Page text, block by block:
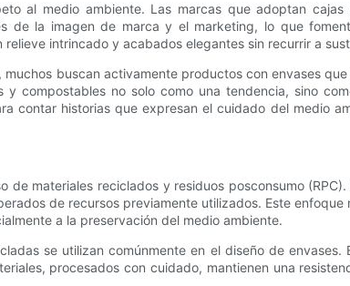
al medio ambiente. Las marcas que adoptan
de la imagen de marca y el marketing, lo que
intrincado y acabados elegantes sin recurrir a
buscan activamente productos con envases
compostables no solo como una tendencia, sino
contar historias que expresan el cuidado del medio
de materiales reciclados y residuos posconsumo
de recursos previamente utilizados. Este
a la preservación del medio ambiente.
se utilizan comúnmente en el diseño de
procesados ​​con cuidado, mantienen una